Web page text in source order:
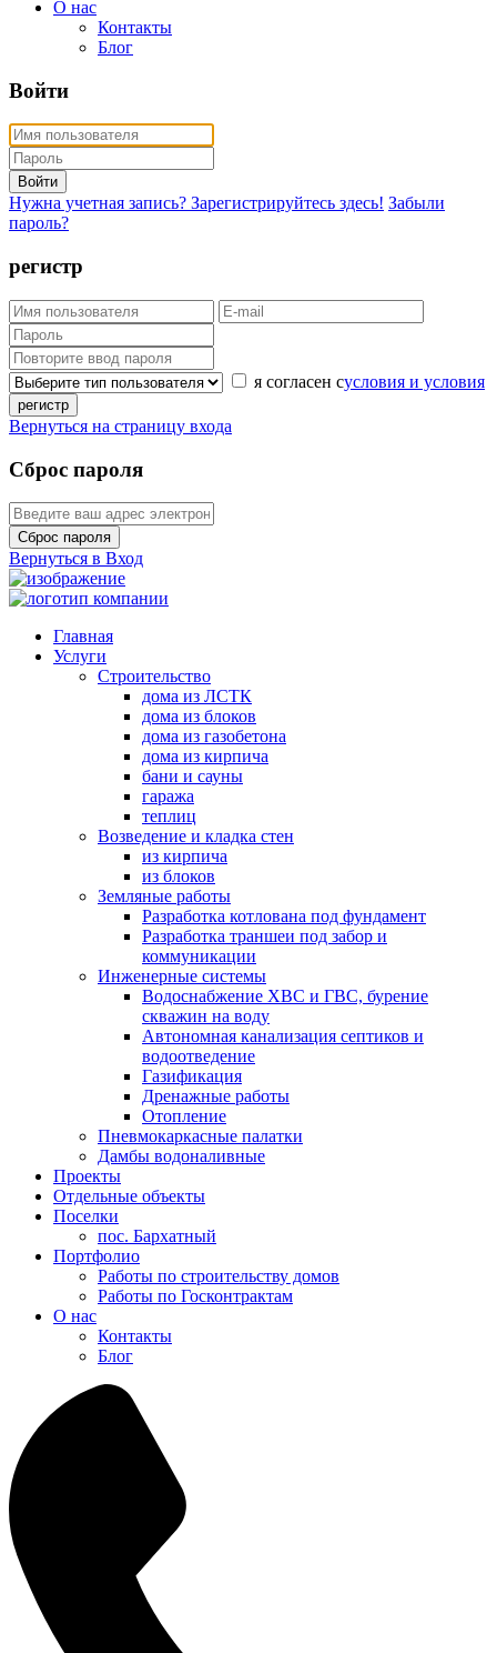
О нас
Контакты
Блог
Войти
Войти
Нужна учетная запись? Зарегистрируйтесь здесь! Забыли
пароль?
регистр
я согласен сусловия и условия
регистр
Вернуться на страницу входа
Сброс пароля
Сброс пароля
Вернуться в Вход
Главная
Услуги
Строительство
дома из ЛСТК
дома из блоков
дома из газобетона
дома из кирпича
бани и сауны
гаража
теплиц
Возведение и кладка стен
из кирпича
из блоков
Земляные работы
Разработка котлована под фундамент
Разработка траншеи под забор и
коммуникации
Инженерные системы
Водоснабжение ХВС и ГВС, бурение
скважин на воду
Автономная канализация септиков и
водоотведение
Газификация
Дренажные работы
Отопление
Пневмокаркасные палатки
Дамбы водоналивные
Проекты
Отдельные объекты
Поселки
пос. Бархатный
Портфолио
Работы по строительству домов
Работы по Госконтрактам
О нас
Контакты
Блог